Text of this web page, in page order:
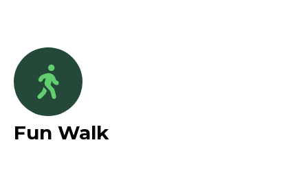
Fun Walk